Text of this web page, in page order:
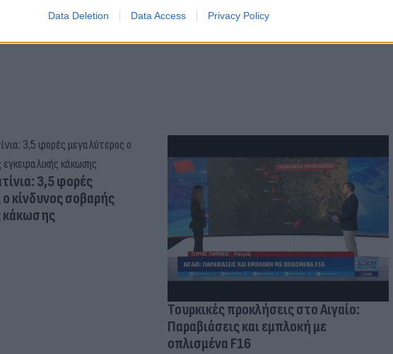
Data Deletion Data Access Privacy Policy
3,5 φορές
κίνδυνος σοβαρής
κάκωσης
Τουρκικές προκλήσεις στο Αιγαίο:
Παραβιάσεις και εμπλοκή με
οπλισμένα F16